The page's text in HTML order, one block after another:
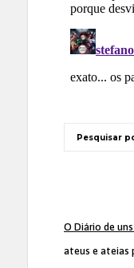
O Diário de
ateus e ateias